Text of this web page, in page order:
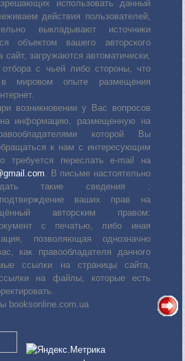
использовать данный
действия пользователей,
выкладывают источники
объектом вашего авторского
загружаются автоматически,
с чьей либо стороны, что
мировом опыте размещения
возникновении у Вас вопросов
на информацию, размещенную на
которой Вы
к нам с интересующим
требуется переслать е-mail на
. В письме настоятельно
такие сведения :
подтверждение ваших прав на
авторским правом:
с печатью, либо иная
позволяющая однозначно
как правообладателя данного
ссылки на страницы сайта,
на файлы, которые есть
booksonline.com.ua